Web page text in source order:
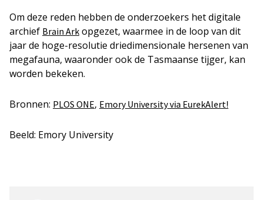
Om deze reden hebben de onderzoekers het digitale
archief Brain Ark opgezet, waarmee in de loop van dit
jaar de hoge-resolutie driedimensionale hersenen van
megafauna, waaronder ook de Tasmaanse tijger, kan
worden bekeken.
Bronnen: PLOS ONE, Emory University via EurekAlert!
Beeld: Emory University